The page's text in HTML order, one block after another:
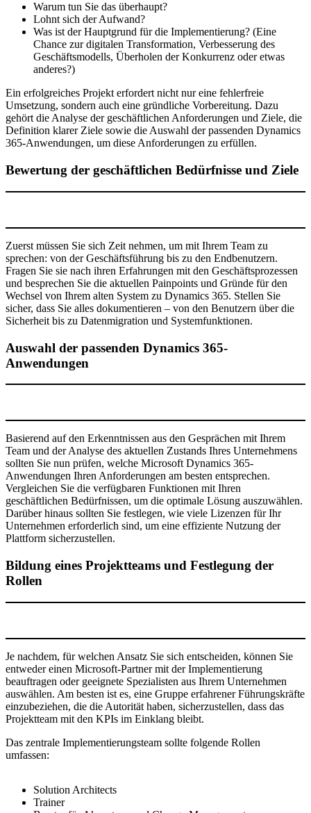
Warum tun Sie das überhaupt?
Lohnt sich der Aufwand?
Was ist der Hauptgrund für die Implementierung? (Eine
Chance zur digitalen Transformation, Verbesserung des
Geschäftsmodells, Überholen der Konkurrenz oder etwas
anderes?)
Ein erfolgreiches Projekt erfordert nicht nur eine fehlerfreie
Umsetzung, sondern auch eine gründliche Vorbereitung. Dazu
gehört die Analyse der geschäftlichen Anforderungen und Ziele, die
Definition klarer Ziele sowie die Auswahl der passenden Dynamics
365-Anwendungen, um diese Anforderungen zu erfüllen.
Bewertung der geschäftlichen Bedürfnisse und Ziele
Zuerst müssen Sie sich Zeit nehmen, um mit Ihrem Team zu
sprechen: von der Geschäftsführung bis zu den Endbenutzern.
Fragen Sie sie nach ihren Erfahrungen mit den Geschäftsprozessen
und besprechen Sie die aktuellen Painpoints und Gründe für den
Wechsel von Ihrem alten System zu Dynamics 365. Stellen Sie
sicher, dass Sie alles dokumentieren – von den Benutzern über die
Sicherheit bis zu Datenmigration und Systemfunktionen.
Auswahl der passenden Dynamics 365-
Anwendungen
Basierend auf den Erkenntnissen aus den Gesprächen mit Ihrem
Team und der Analyse des aktuellen Zustands Ihres Unternehmens
sollten Sie nun prüfen, welche Microsoft Dynamics 365-
Anwendungen Ihren Anforderungen am besten entsprechen.
Vergleichen Sie die verfügbaren Funktionen mit Ihren
geschäftlichen Bedürfnissen, um die optimale Lösung auszuwählen.
Darüber hinaus sollten Sie festlegen, wie viele Lizenzen für Ihr
Unternehmen erforderlich sind, um eine effiziente Nutzung der
Plattform sicherzustellen.
Bildung eines Projektteams und Festlegung der
Rollen
Je nachdem, für welchen Ansatz Sie sich entscheiden, können Sie
entweder einen Microsoft-Partner mit der Implementierung
beauftragen oder geeignete Spezialisten aus Ihrem Unternehmen
auswählen. Am besten ist es, eine Gruppe erfahrener Führungskräfte
einzubeziehen, die die Autorität haben, sicherzustellen, dass das
Projektteam mit den KPIs im Einklang bleibt.
Das zentrale Implementierungsteam sollte folgende Rollen
umfassen:
Solution Architects
Trainer